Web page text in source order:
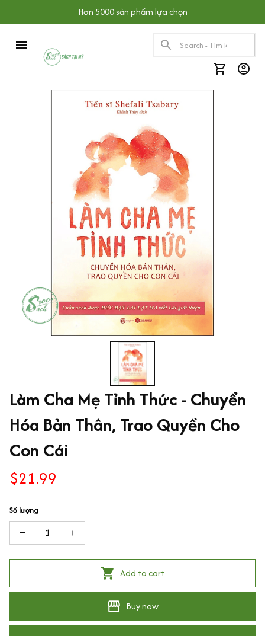
Hơn 5000 sản phẩm lựa chọn
Làm Cha Mẹ Tỉnh Thức - Chuyển
Hóa Bản Thân, Trao Quyền Cho
Con Cái
$21.99
Số lượng
Add to cart
Buy now